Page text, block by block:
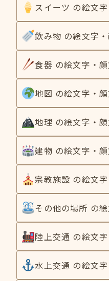
スイーツ の絵文
飲み物 の絵文字
食器 の絵文字・
地図 の絵文字・
地理 の絵文字・
建物 の絵文字・
宗教施設 の絵文
その他の場所 の
陸上交通 の絵文
水上交通 の絵文